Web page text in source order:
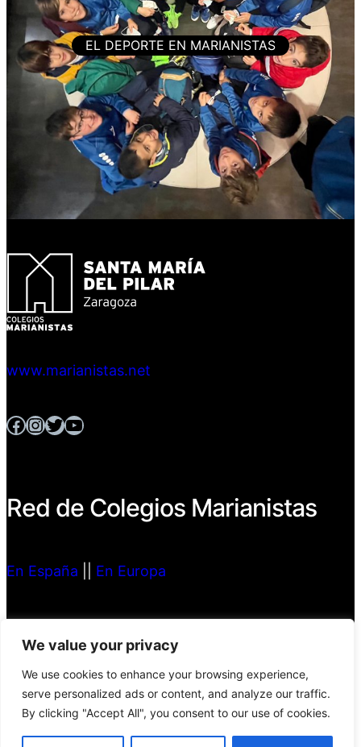
We value your privacy
We use cookies to enhance your browsing experience,
serve personalized ads or content, and analyze our traffic.
By clicking "Accept All", you consent to our use of cookies.
EL DEPORTE EN MARIANISTAS
www.marianistas.net
Facebook InstagramTwitter YouTube
Red de Colegios Marianistas
En España En Europa
Compañía de María,
Marianistas
marianistas.es